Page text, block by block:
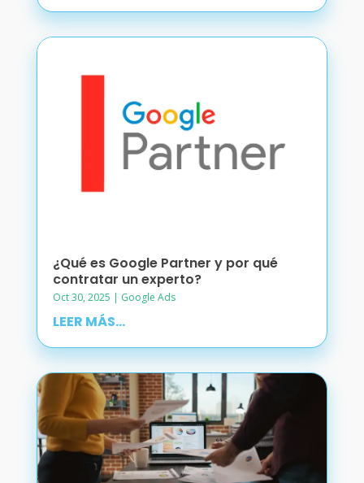
¿Qué es Google Partner y por qué
contratar un experto?
Oct 30, 2025 | Google Ads
LEER MÁS...